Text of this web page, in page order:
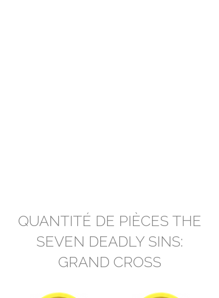
QUANTITÉ DE PIÈCES THE
SEVEN DEADLY SINS:
GRAND CROSS